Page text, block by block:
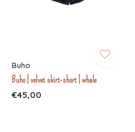
Buho
Buho | velvet skirt-short | whale
€45,00